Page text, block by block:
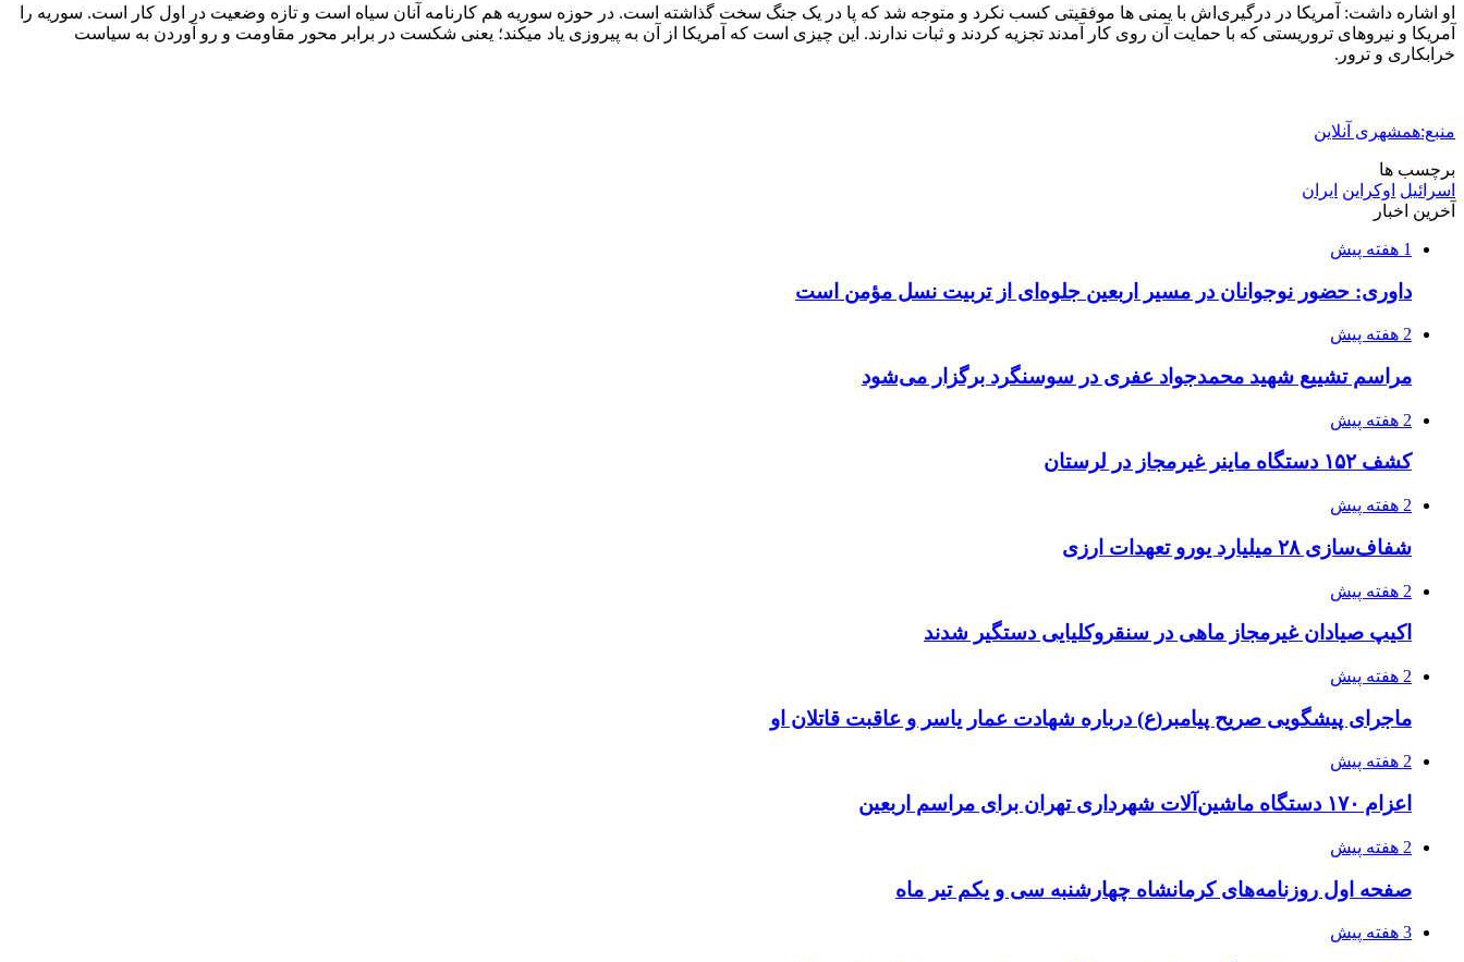
او اشاره داشت: آمریکا در درگیری‌اش با یمنی ها موفقیتی کسب نکرد و متوجه شد که پا در یک جنگ سخت گذاشته است. در حوزه سوریه هم کارنامه آنان سیاه است و تازه وضعیت در اول کار است. سوریه را
آمریکا و نیروهای تروریستی که با حمایت آن روی کار آمدند تجزیه کردند و ثبات ندارند. این چیزی است که آمریکا از آن به پیروزی یاد میکند؛ یعنی شکست در برابر محور مقاومت و رو آوردن به سیاست
خرابکاری و ترور.
منبع:همشهری آنلاین
برچسب ها
اسرائیل اوکراین ایران
آخرین اخبار
1 هفته پیش
داوری: حضور نوجوانان در مسیر اربعین جلوه‌ای از تربیت نسل مؤمن است
2 هفته پیش
مراسم تشییع شهید محمدجواد عفری در سوسنگرد برگزار می‌شود
2 هفته پیش
کشف ۱۵۲ دستگاه ماینر غیرمجاز در لرستان
2 هفته پیش
شفاف‌سازی ۲۸ میلیارد یورو تعهدات ارزی
2 هفته پیش
اکیپ صیادان غیرمجاز ماهی در سنقروکلیایی دستگیر شدند
2 هفته پیش
ماجرای پیشگویی صریح پیامبر(ع) درباره شهادت عمار یاسر و عاقبت قاتلان او
2 هفته پیش
اعزام ۱۷۰ دستگاه ماشین‌آلات شهرداری تهران برای مراسم اربعین
2 هفته پیش
صفحه اول روزنامه‌های کرمانشاه چهارشنبه سی و یکم تیر ماه
3 هفته پیش